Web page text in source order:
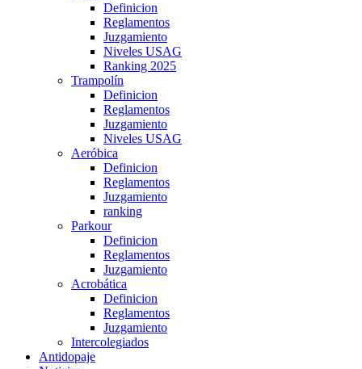
Definicion
Reglamentos
Juzgamiento
Niveles USAG
Ranking 2025
Trampolín
Definicion
Reglamentos
Juzgamiento
Niveles USAG
Aeróbica
Definicion
Reglamentos
Juzgamiento
ranking
Parkour
Definicion
Reglamentos
Juzgamiento
Acrobática
Definicion
Reglamentos
Juzgamiento
Intercolegiados
Antidopaje